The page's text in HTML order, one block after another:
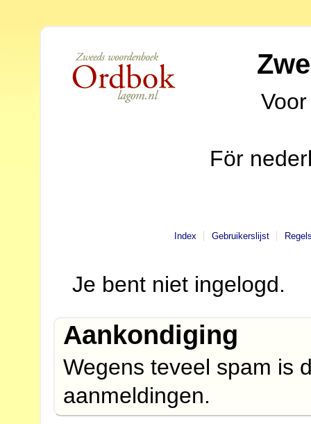
För
Index Gebruikerslijst
Je bent niet ingelogd.
Aankondiging
Wegens teveel spam is
aanmeldingen.